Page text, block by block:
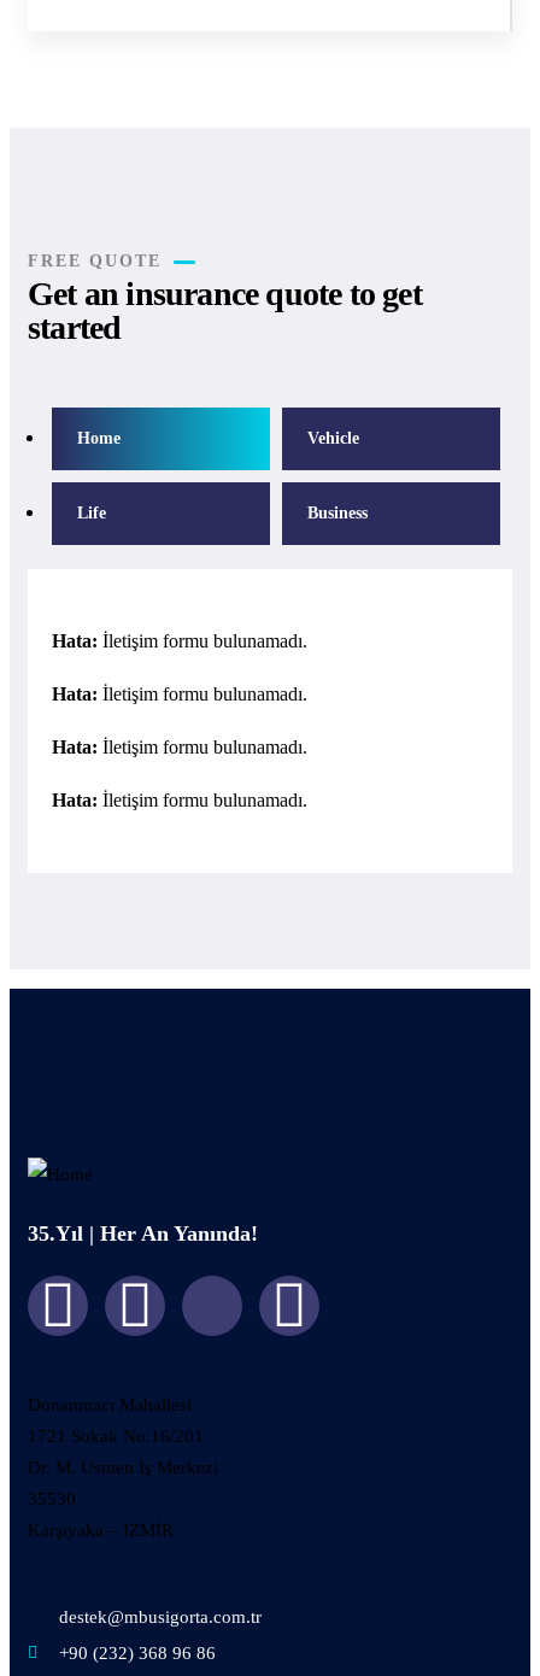
FREE QUOTE
Get an insurance quote to get
started
Home Vehicle
Life Business
Hata: İletişim formu bulunamadı.
Hata: İletişim formu bulunamadı.
Hata: İletişim formu bulunamadı.
Hata: İletişim formu bulunamadı.
35.Yıl | Her An Yanında!
Donanmacı Mahallesi
1721 Sokak No:16/201
Dr. M. Usmen İş Merkezi
35530
Karşıyaka – İZMİR
destek@mbusigorta.com.tr
+90 (232) 368 96 86